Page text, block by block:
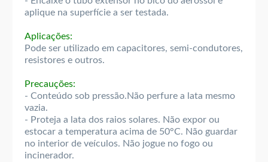
aplique na superfície a ser testada.
Aplicações:
Pode ser utilizado em capacitores, semi-condutores,
resistores e outros.
Precauções:
- Conteúdo sob pressão.Não perfure a lata mesmo
vazia.
- Proteja a lata dos raios solares. Não expor ou
estocar a temperatura acima de 50°C. Não guardar
no interior de veículos. Não jogue no fogo ou
incinerador.